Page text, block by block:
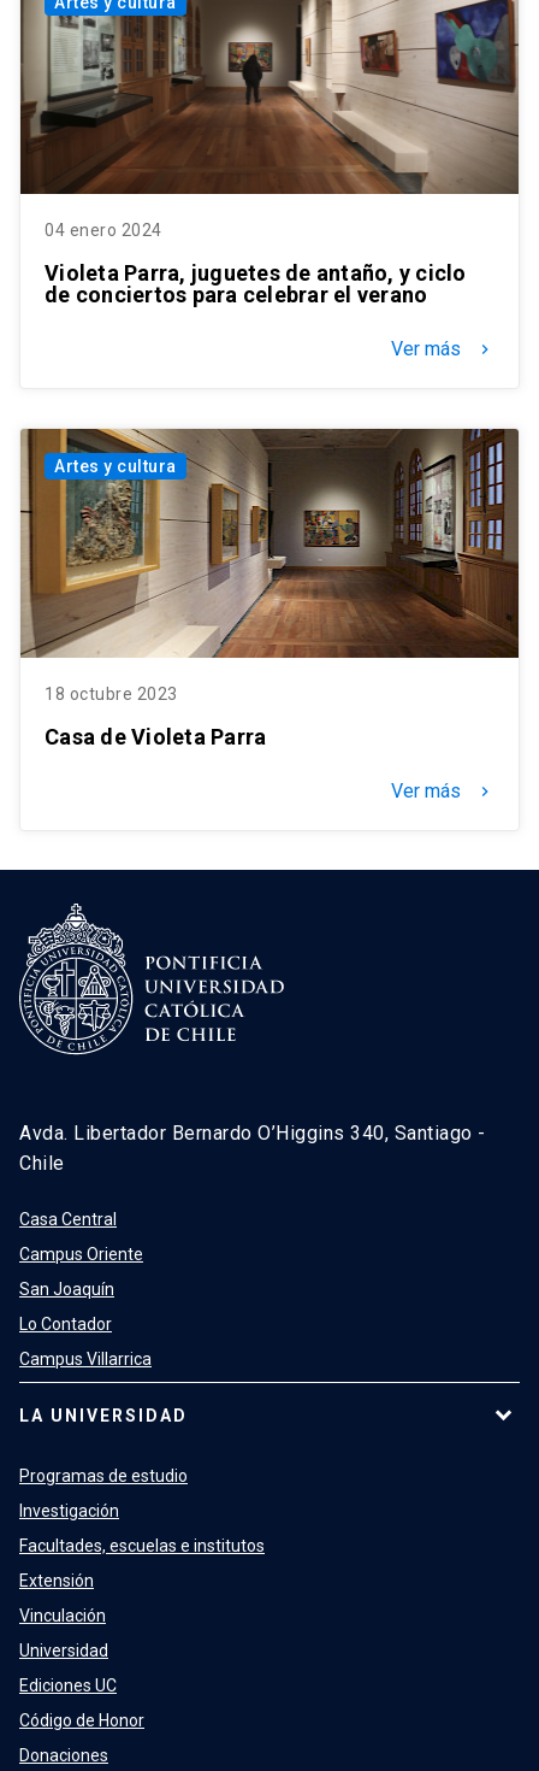
04 enero 2024
Violeta Parra, juguetes de antaño, y ciclo
de conciertos para celebrar el verano
Ver más keyboard_arrow_right
Artes y cultura
18 octubre 2023
Casa de Violeta Parra
Ver más keyboard_arrow_right
Avda. Libertador Bernardo O’Higgins 340, Santiago -
Chile
Casa Central
Campus Oriente
San Joaquín
Lo Contador
Campus Villarrica
LA UNIVERSIDAD
Programas de estudio
Investigación
Facultades, escuelas e institutos
Extensión
Vinculación
Universidad
Ediciones UC
Código de Honor
Donaciones